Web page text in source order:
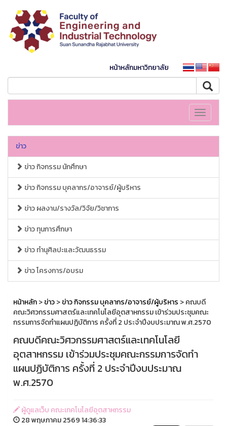
หน้าหลักมหาวิทยาลัย
Toggle
ข่าว
ข่าว กิจกรรม นักศึกษา
ข่าว กิจกรรม บุคลากร/อาจารย์/ผู้บริหาร
ข่าว ผลงาน/รางวัล/วิจัย/วิชาการ
ข่าว ทุนการศึกษา
ข่าว ทำนุศิลปะและวัฒนธรรม
ข่าว โครงการ/อบรม
หน้าหลัก>ข่าว>ข่าว กิจกรรม บุคลากร/อาจารย์/ผู้บริหาร > คณบดี
คณะวิศวกรรมศาสตร์และเทคโนโลยีอุตสาหกรรม เข้าร่วมประชุมคณะ
กรรมการจัดทำแผนปฏิบัติการ ครั้งที่ 2 ประจำปีงบประมาณ พ.ศ.2570
คณบดีคณะวิศวกรรมศาสตร์และเทคโนโลยี
อุตสาหกรรม เข้าร่วมประชุมคณะกรรมการจัดทำ
แผนปฏิบัติการ ครั้งที่ 2 ประจำปีงบประมาณ
พ.ศ.2570
ผู้ดูแลเว็บ คณะเทคโนโลยีอุตสาหกรรม
28 พฤษภาคม 2569 14:36:33